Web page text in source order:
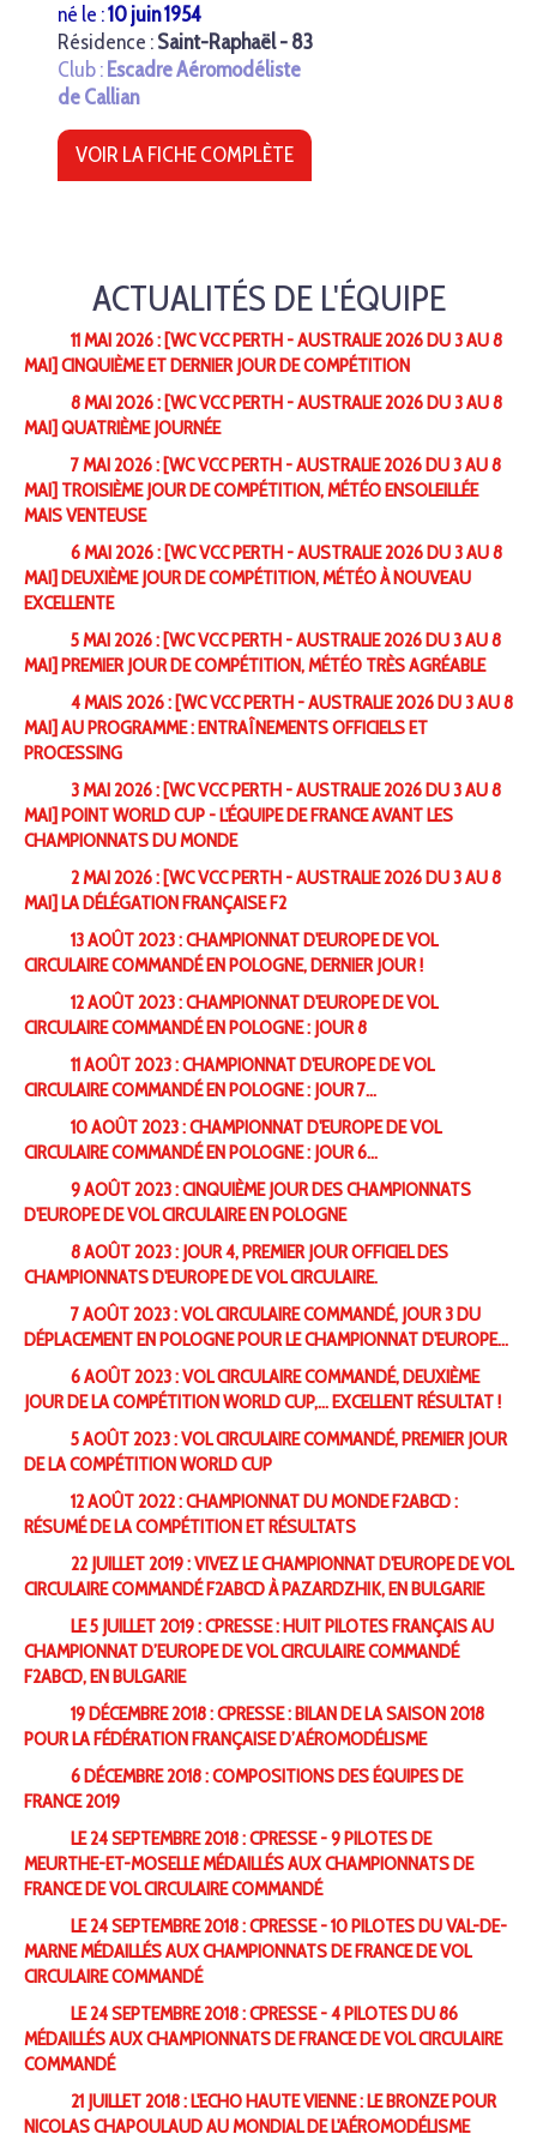
né le :10 juin 1954
Résidence :Saint-Raphaël - 83
Club :Escadre Aéromodéliste
de Callian
VOIR LA FICHE COMPLÈTE
ACTUALITÉS DE L'ÉQUIPE
11 MAI 2026 : [WC VCC PERTH - AUSTRALIE 2026 DU 3 AU 8
MAI] CINQUIÈME ET DERNIER JOUR DE COMPÉTITION
8 MAI 2026 : [WC VCC PERTH - AUSTRALIE 2026 DU 3 AU 8
MAI] QUATRIÈME JOURNÉE
7 MAI 2026 : [WC VCC PERTH - AUSTRALIE 2026 DU 3 AU 8
MAI] TROISIÈME JOUR DE COMPÉTITION, MÉTÉO ENSOLEILLÉE
MAIS VENTEUSE
6 MAI 2026 : [WC VCC PERTH - AUSTRALIE 2026 DU 3 AU 8
MAI] DEUXIÈME JOUR DE COMPÉTITION, MÉTÉO À NOUVEAU
EXCELLENTE
5 MAI 2026 : [WC VCC PERTH - AUSTRALIE 2026 DU 3 AU 8
MAI] PREMIER JOUR DE COMPÉTITION, MÉTÉO TRÈS AGRÉABLE
4 MAIS 2026 : [WC VCC PERTH - AUSTRALIE 2026 DU 3 AU 8
MAI] AU PROGRAMME : ENTRAÎNEMENTS OFFICIELS ET
PROCESSING
3 MAI 2026 : [WC VCC PERTH - AUSTRALIE 2026 DU 3 AU 8
MAI] POINT WORLD CUP - L'ÉQUIPE DE FRANCE AVANT LES
CHAMPIONNATS DU MONDE
2 MAI 2026 : [WC VCC PERTH - AUSTRALIE 2026 DU 3 AU 8
MAI] LA DÉLÉGATION FRANÇAISE F2
13 AOÛT 2023 : CHAMPIONNAT D'EUROPE DE VOL
CIRCULAIRE COMMANDÉ EN POLOGNE, DERNIER JOUR !
12 AOÛT 2023 : CHAMPIONNAT D'EUROPE DE VOL
CIRCULAIRE COMMANDÉ EN POLOGNE : JOUR 8
11 AOÛT 2023 : CHAMPIONNAT D'EUROPE DE VOL
CIRCULAIRE COMMANDÉ EN POLOGNE : JOUR 7…
10 AOÛT 2023 : CHAMPIONNAT D'EUROPE DE VOL
CIRCULAIRE COMMANDÉ EN POLOGNE : JOUR 6…
9 AOÛT 2023 : CINQUIÈME JOUR DES CHAMPIONNATS
D'EUROPE DE VOL CIRCULAIRE EN POLOGNE
8 AOÛT 2023 : JOUR 4, PREMIER JOUR OFFICIEL DES
CHAMPIONNATS D'EUROPE DE VOL CIRCULAIRE.
7 AOÛT 2023 : VOL CIRCULAIRE COMMANDÉ, JOUR 3 DU
DÉPLACEMENT EN POLOGNE POUR LE CHAMPIONNAT D'EUROPE…
6 AOÛT 2023 : VOL CIRCULAIRE COMMANDÉ, DEUXIÈME
JOUR DE LA COMPÉTITION WORLD CUP,… EXCELLENT RÉSULTAT !
5 AOÛT 2023 : VOL CIRCULAIRE COMMANDÉ, PREMIER JOUR
DE LA COMPÉTITION WORLD CUP
12 AOÛT 2022 : CHAMPIONNAT DU MONDE F2ABCD :
RÉSUMÉ DE LA COMPÉTITION ET RÉSULTATS
22 JUILLET 2019 : VIVEZ LE CHAMPIONNAT D'EUROPE DE VOL
CIRCULAIRE COMMANDÉ F2ABCD À PAZARDZHIK, EN BULGARIE
LE 5 JUILLET 2019 : CPRESSE : HUIT PILOTES FRANÇAIS AU
CHAMPIONNAT D’EUROPE DE VOL CIRCULAIRE COMMANDÉ
F2ABCD, EN BULGARIE
19 DÉCEMBRE 2018 : CPRESSE : BILAN DE LA SAISON 2018
POUR LA FÉDÉRATION FRANÇAISE D’AÉROMODÉLISME
6 DÉCEMBRE 2018 : COMPOSITIONS DES ÉQUIPES DE
FRANCE 2019
LE 24 SEPTEMBRE 2018 : CPRESSE - 9 PILOTES DE
MEURTHE-ET-MOSELLE MÉDAILLÉS AUX CHAMPIONNATS DE
FRANCE DE VOL CIRCULAIRE COMMANDÉ
LE 24 SEPTEMBRE 2018 : CPRESSE - 10 PILOTES DU VAL-DE-
MARNE MÉDAILLÉS AUX CHAMPIONNATS DE FRANCE DE VOL
CIRCULAIRE COMMANDÉ
LE 24 SEPTEMBRE 2018 : CPRESSE - 4 PILOTES DU 86
MÉDAILLÉS AUX CHAMPIONNATS DE FRANCE DE VOL CIRCULAIRE
COMMANDÉ
21 JUILLET 2018 : L'ECHO HAUTE VIENNE : LE BRONZE POUR
NICOLAS CHAPOULAUD AU MONDIAL DE L'AÉROMODÉLISME